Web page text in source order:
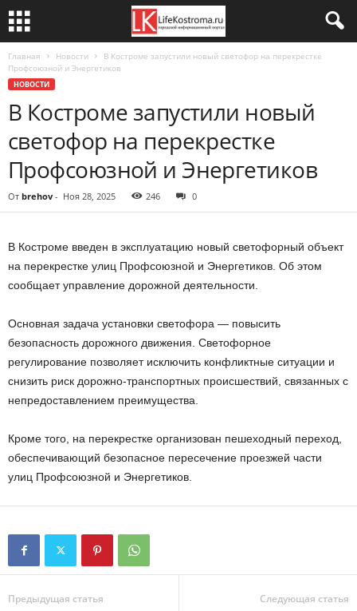
Главная Новости
В Костроме запустили новый светофор на перекрестке
Профсоюзной и Энергетиков
НОВОСТИ
В Костроме запустили новый
светофор на перекрестке
Профсоюзной и Энергетиков
От brehov - Ноя 28, 2025 246 0
В Костроме введен в эксплуатацию новый светофорный объект
на перекрестке улиц Профсоюзной и Энергетиков. Об этом
сообщает управление дорожной деятельности.
Основная задача установки светофора — повысить
безопасность дорожного движения. Светофорное
регулирование позволяет исключить конфликтные ситуации и
снизить риск дорожно-транспортных происшествий, связанных с
непредоставлением преимущества.
Кроме того, на перекрестке организован пешеходный переход,
обеспечивающий безопасное пересечение проезжей части
улиц Профсоюзной и Энергетиков.
Предыдущая статья Следующая статья